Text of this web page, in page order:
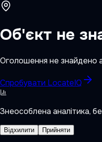
Об'єкт не
Оголошення не знайдено
Спробувати LocateIQ
Знеособлена аналітика,
Відхилити Прийняти